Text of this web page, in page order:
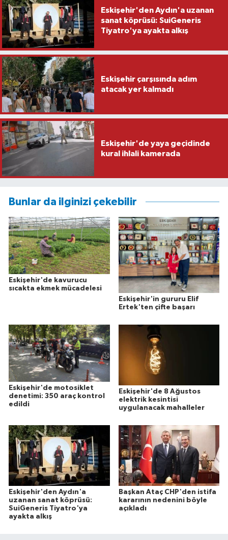
Eskişehir'den Aydın'a uzanan
sanat köprüsü: SuiGeneris
Tiyatro'ya ayakta alkış
Eskişehir çarşısında adım
atacak yer kalmadı
Eskişehir'de yaya geçidinde
kural ihlali kamerada
Bunlar da ilginizi çekebilir
Eskişehir'de kavurucu
sıcakta ekmek mücadelesi
Eskişehir'in gururu Elif
Ertek'ten çifte başarı
Eskişehir'de motosiklet
denetimi: 350 araç kontrol
edildi
Eskişehir'de 8 Ağustos
elektrik kesintisi
uygulanacak mahalleler
Eskişehir'den Aydın'a
uzanan sanat köprüsü:
SuiGeneris Tiyatro'ya
ayakta alkış
Başkan Ataç CHP'den istifa
kararının nedenini böyle
açıkladı